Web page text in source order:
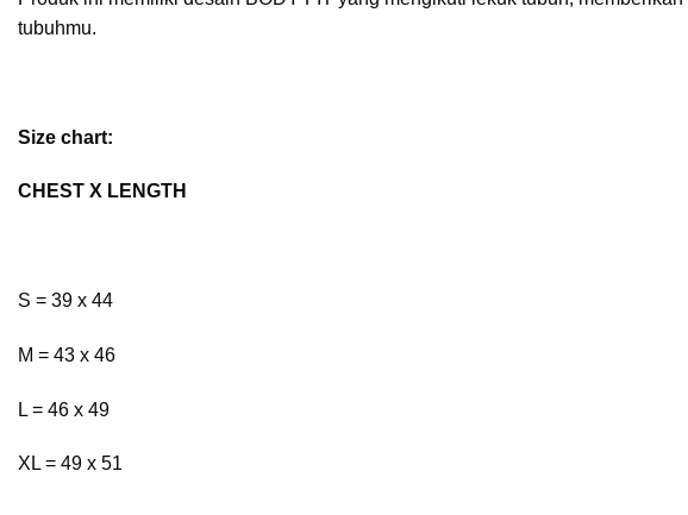
tubuhmu.
Size chart:
CHEST X LENGTH
S = 39 x 44
M = 43 x 46
L = 46 x 49
XL = 49 x 51